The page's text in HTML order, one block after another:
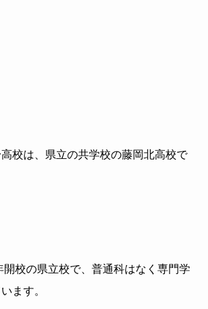
校は、県立の共学校の藤岡北高校で
開校の県立校で、普通科はなく専門学
ます。